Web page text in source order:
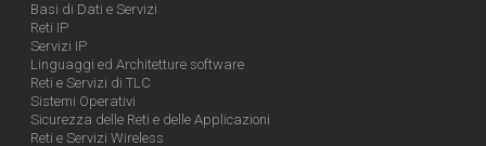
Basi di Dati e Servizi
Reti IP
Servizi IP
Linguaggi ed Architetture software
Reti e Servizi di TLC
Sistemi Operativi
Sicurezza delle Reti e delle Applicazioni
Reti e Servizi Wireless